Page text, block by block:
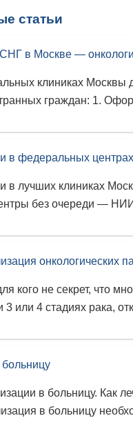
статьи
в Москве —
клиниках
граждан: 1.
в федеральных
в лучших клиниках
без очереди —
онкологических
кого не секрет, что
3 или 4 стадиях рака,
больницу
в больницу. Как
в больницу